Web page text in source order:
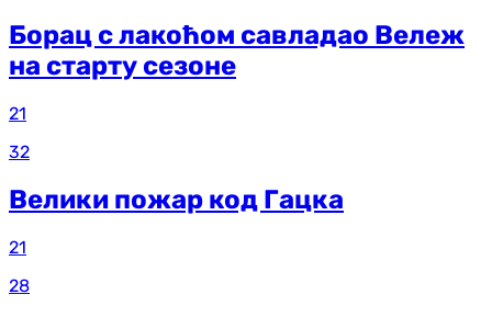
Борац с лакоћом савладао Вележ
на старту сезоне
21
32
Велики пожар код Гацка
21
28